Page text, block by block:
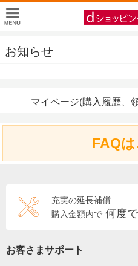
お知らせ
マイページ(購入履歴、
FAQ
充実の延長補償
購入金額内で 何度
お客さまサポート